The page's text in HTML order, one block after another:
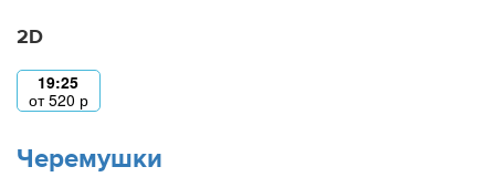
2D
19:25
от520 р
Черемушки